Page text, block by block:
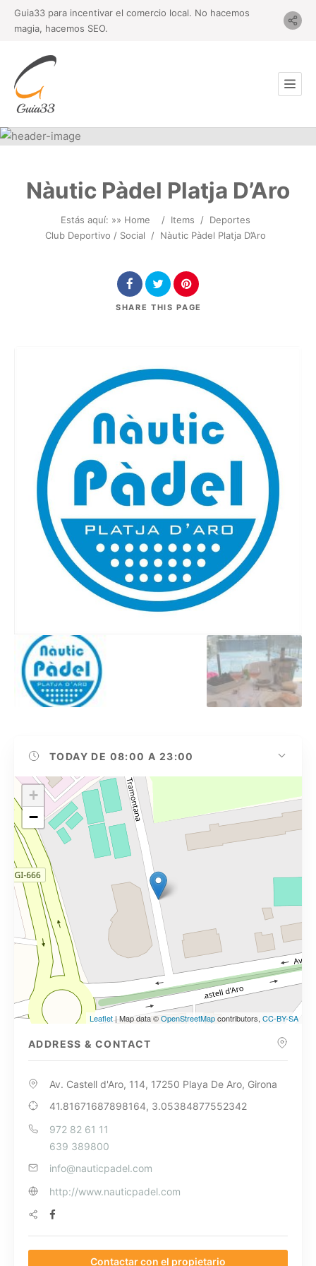
Guia33 para incentivar el comercio local. No hacemos
magia, hacemos SEO.
Nàutic Pàdel Platja D’Aro
Estás aquí: »» Home / Items / Deportes
Club Deportivo / Social
/ Nàutic Pàdel Platja D’Aro
SHARE THIS PAGE
TODAY DE 08:00 A 23:00
+
−
Leaflet| Map data ©OpenStreetMapcontributors, CC-BY-SA
ADDRESS & CONTACT
Av. Castell d'Aro, 114, 17250 Playa De Aro, Girona
41.81671687898164, 3.05384877552342
972 82 61 11
639 389800
info@nauticpadel.com
http://www.nauticpadel.com
Contactar con el propietario